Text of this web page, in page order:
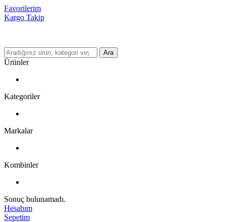
Favorilerim
Kargo Takip
Ara
Ürünler
Kategoriler
Markalar
Kombinler
Sonuç bulunamadı.
Hesabım
Sepetim